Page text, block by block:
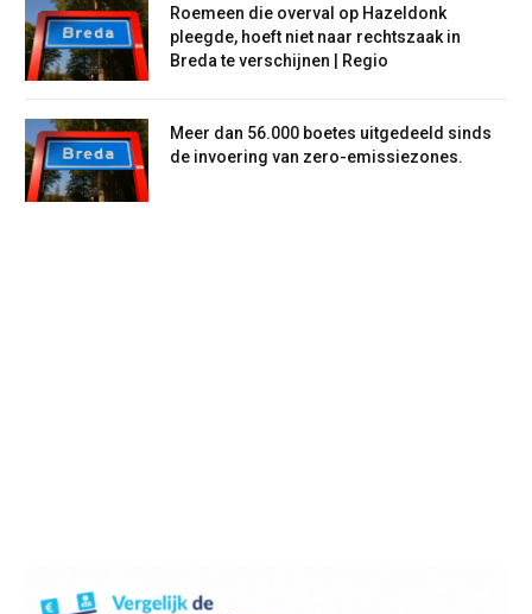
Roemeen die overval op Hazeldonk
pleegde, hoeft niet naar rechtszaak in
Breda te verschijnen | Regio
Meer dan 56.000 boetes uitgedeeld sinds
de invoering van zero-emissiezones.